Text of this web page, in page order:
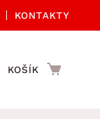
KONTAKTY
KOŠÍK